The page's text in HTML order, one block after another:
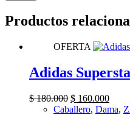
Productos
OFERTA
Adidas
$180.000 Original
price
$ 160.000
price
Caballero, Dama,